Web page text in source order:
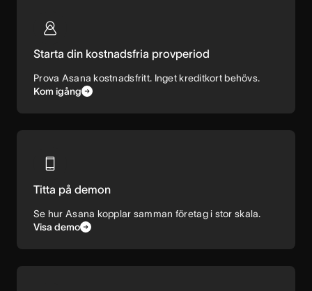
Starta din kostnadsfria provperiod
Prova Asana kostnadsfritt. Inget kreditkort behövs.
Kom igång
Titta på demon
Se hur Asana kopplar samman företag i stor skala.
Visa demo